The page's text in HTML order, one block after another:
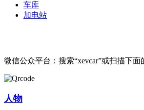
车库
加电站
微信公众平台：搜索“xevcar”或扫描下面
人物